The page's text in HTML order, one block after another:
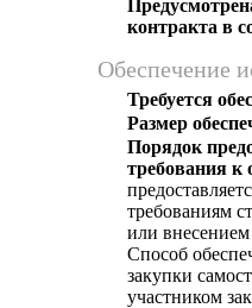
контракта в
Обеспечение
Требуется
Размер
Порядок
требования к
требованиям
или внесением
Способ
закупки
участником